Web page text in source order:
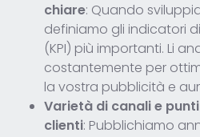
chiare: Quando
definiamo gli indicatori
(KPI) più importanti. Li
costantemente per
la vostra pubblicità e
Varietà di canali e
clienti: Pubblichiamo